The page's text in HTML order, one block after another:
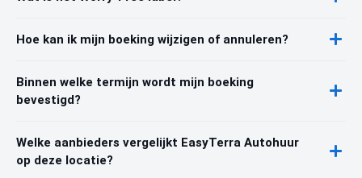
Hoe kan ik mijn boeking wijzigen of annuleren?
Binnen welke termijn wordt mijn boeking
bevestigd?
Welke aanbieders vergelijkt EasyTerra Autohuur
op deze locatie?